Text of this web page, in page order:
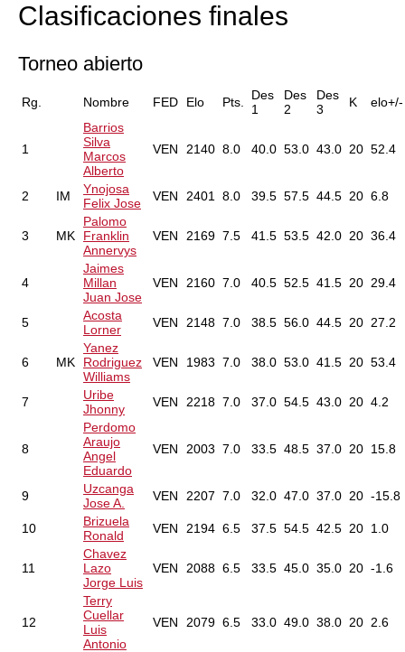
Clasificaciones finales
Torneo abierto
Rg. Nombre FED Elo Pts.
Des
1
Des
2
Des
3
K elo+/-
1
Barrios
Silva
Marcos
Alberto
VEN 2140 8.0 40.0 53.0 43.0 20 52.4
2 IM
Ynojosa
Felix Jose
VEN 2401 8.0 39.5 57.5 44.5 20 6.8
3 MK
Palomo
Franklin
Annervys
VEN 2169 7.5 41.5 53.5 42.0 20 36.4
4
Jaimes
Millan
Juan Jose
VEN 2160 7.0 40.5 52.5 41.5 20 29.4
5
Acosta
Lorner
VEN 2148 7.0 38.5 56.0 44.5 20 27.2
6 MK
Yanez
Rodriguez
Williams
VEN 1983 7.0 38.0 53.0 41.5 20 53.4
7
Uribe
Jhonny
VEN 2218 7.0 37.0 54.5 43.0 20 4.2
8
Perdomo
Araujo
Angel
Eduardo
VEN 2003 7.0 33.5 48.5 37.0 20 15.8
9
Uzcanga
Jose A.
VEN 2207 7.0 32.0 47.0 37.0 20 -15.8
10
Brizuela
Ronald
VEN 2194 6.5 37.5 54.5 42.5 20 1.0
11
Chavez
Lazo
Jorge Luis
VEN 2088 6.5 33.5 45.0 35.0 20 -1.6
12
Terry
Cuellar
Luis
Antonio
VEN 2079 6.5 33.0 49.0 38.0 20 2.6